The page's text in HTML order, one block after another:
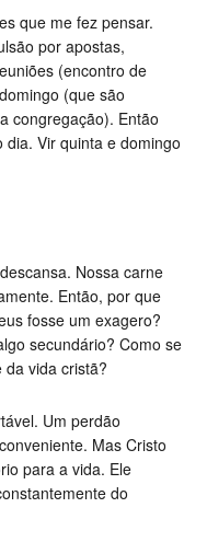
que me fez pensar.
por apostas,
(encontro de
(que são
congregação). Então
dia. Vir quinta e domingo
Nossa carne
Então, por que
fosse um exagero?
secundário? Como se
vida cristã?
Um perdão
Mas Cristo
para a vida. Ele
do